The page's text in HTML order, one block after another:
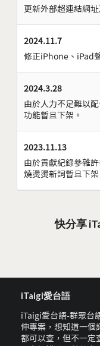
更新外部超連結網址
2024.11.7
修正iPhone、iPad
2024.3.28
由於人力不足難以
功能暫且下架。
2023.11.13
由於貢獻紀錄參雜
燒燙燙新詞暫且下架
快分享
iTaigi愛台語
iTaigi愛台語-群眾台
伸專案，想知道一個
都可以查，但不一定